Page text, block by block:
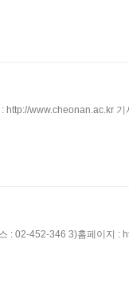
http://www.cheonan.ac.kr 기
: 02-452-346 3)홈페이지 :